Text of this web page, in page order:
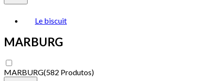
Le biscuit
MARBURG
MARBURG(582 Produtos)